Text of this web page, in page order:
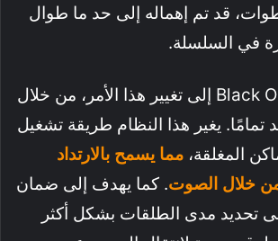
قد تم إهماله إلى حد ما طوال
في السلسلة.
تهدف لعبة Black Ops 6 إلى تغيير هذا الأمر، من خلال
يغير هذا النظام طريقة تشغيل
المغلقة، مما يسمح بالارتداد
من خلال الصوت. كما يهدف إلى ضمان
تحديد مدى الطلقات بشكل أكثر